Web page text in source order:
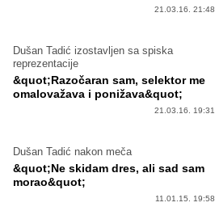
21.03.16. 21:48
Dušan Tadić izostavljen sa spiska
reprezentacije
&quot;Razočaran sam, selektor me
omalovažava i ponižava&quot;
21.03.16. 19:31
Dušan Tadić nakon meča
&quot;Ne skidam dres, ali sad sam
morao&quot;
11.01.15. 19:58